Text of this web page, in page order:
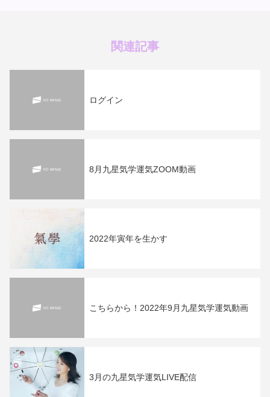
関連記事
ログイン
8月九星気学運気ZOOM動画
2022年寅年を生かす
こちらから！2022年9月九星気学運気動画
3月の九星気学運気LIVE配信